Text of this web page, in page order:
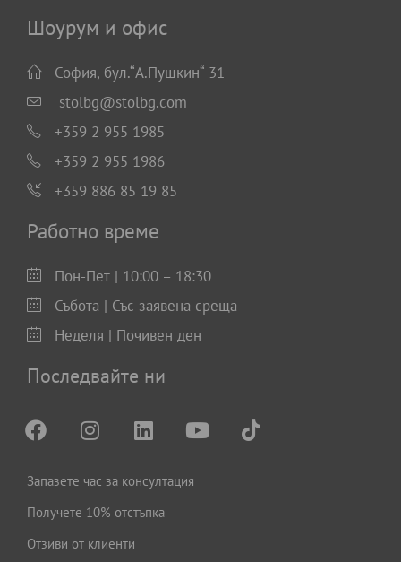
Шоурум и офис
София, бул.“А.Пушкин“ 31
stolbg@stolbg.com
+359 2 955 1985
+359 2 955 1986
+359 886 85 19 85
Работно време
Пон-Пет | 10:00 – 18:30
Събота | Със заявена среща
Неделя | Почивен ден
Последвайте ни
Запазете час за консултация
Получете 10% отстъпка
Отзиви от клиенти